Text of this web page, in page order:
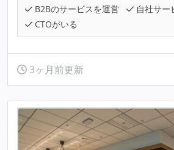
B2Bのサービスを運営
自社サー
CTOがいる
3ヶ月前更新